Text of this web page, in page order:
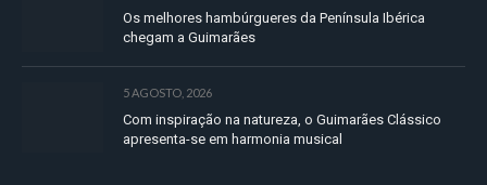
Os melhores hambúrgueres da Península Ibérica
chegam a Guimarães
5 AGOSTO, 2026
Com inspiração na natureza, o Guimarães Clássico
apresenta-se em harmonia musical